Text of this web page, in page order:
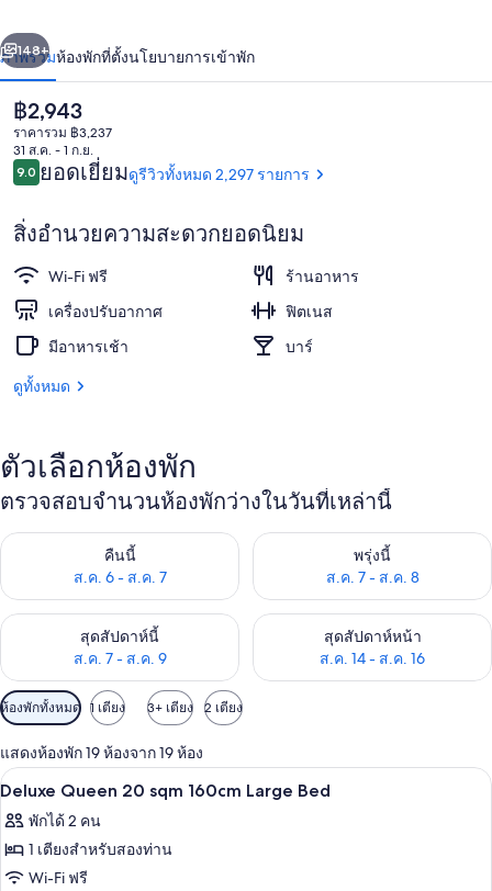
จูกุ
ด้านหน้าที่พัก - ตอนเย็น/กลางคืน
า
ถัดไป
148+
ภาพรวมห้องพักที่ตั้งนโยบายการเข้าพัก
ราคา
ปัจจุบัน
฿2,943
฿2,943
ราคารวม ฿3,237
31 ส.ค. - 1 ก.ย.
รีวิว
9.09.0 จาก 10
ยอดเยี่ยมดูรีวิวทั้งหมด 2,297 รายการ
สิ่งอำนวยความสะดวกยอดนิยม
Wi-Fi ฟรี
ร้านอาหาร
เครื่องปรับอากาศ
ฟิตเนส
มีอาหารเช้า
บาร์
ดูทั้งหมด
ตัวเลือกห้องพัก
ตรวจสอบจำนวนห้องพักว่างในวันที่เหล่านี้
คืนนี้
ส.ค. 6 - ส.ค. 7
ตรวจสอบจำนวนห้องพักว่างในคืนนี้ ส.ค. 6 - ส.ค. 7พรุ่งนี้
ส.ค. 7 - ส.ค. 8
ตรวจสอบจำนวนห้องพักว่างใน
สุดสัปดาห์นี้
ส.ค. 7 - ส.ค. 9
ตรวจสอบจำนวนห้องพักว่างในสุดสัปดาห์นี้ ส.ค. 7 - ส.ค. 9
สุดสัปดาห์หน้า
ส.ค. 14 - ส.ค. 16
ตรวจสอบจำนวนห้องพักว่างใน
ตัว
กรอง
ที่
มี
ให้
สำหรับ
ห้อง
ห้องพักทั้งหมด 1 เตียง 3+ เตียง 2 เตียง
แสดงห้องพัก 19 ห้องจาก 19 ห้อง
เปิด
ภาพถ่าย
ทั้งหมด
ของ
ผ้านวมขนเป็ด, ตู้นิรภัยในห้องพัก, Wi-
1
Deluxe Queen 20 sqm 160cm Large Bed
พักได้ 2 คน
1 เตียงสำหรับสองท่าน
Wi-Fi ฟรี